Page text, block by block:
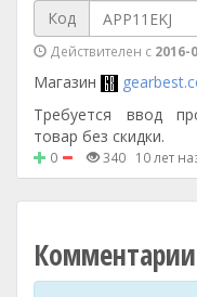
Код
Действителен с 2016-
Магазин
Требуется ввод
товар без скидки.
0 340 10 лет